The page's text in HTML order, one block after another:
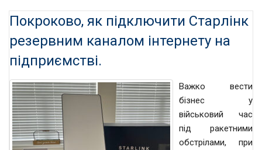
Покроково, як підключити Старлінк
резервним каналом інтернету на
підприємстві.
Важко вести
бізнес у
військовий час
під ракетними
обстрілами, при